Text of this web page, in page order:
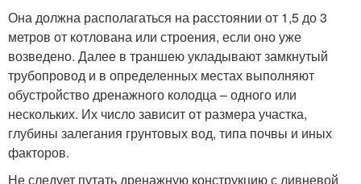
Она должна располагаться на расстоянии от 1,5 до 3
метров от котлована или строения, если оно уже
возведено. Далее в траншею укладывают замкнутый
трубопровод и в определенных местах выполняют
обустройство дренажного колодца – одного или
нескольких. Их число зависит от размера участка,
глубины залегания грунтовых вод, типа почвы и иных
факторов.
Не следует путать дренажную конструкцию с ливневой